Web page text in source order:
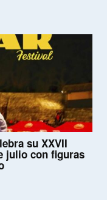
su XXVII
julio con figuras